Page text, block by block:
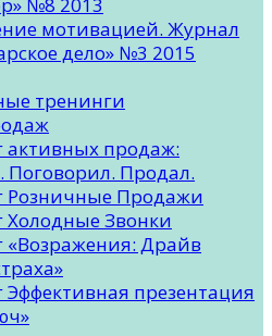
мотивацией. Журнал
дело» №3 2015
тренинги
активных продаж:
Продал.
Розничные Продажи
Холодные Звонки
«Возражения: Драйв
Эффективная презентация